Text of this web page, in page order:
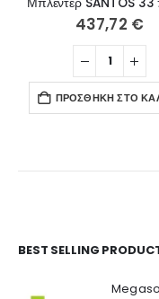
437,72 €
ΠΡΟΣΘΉΚΗ ΣΤΟ
BEST SELLING
Ο Λογαριασμός μου
Στοιχεία λογαριασμού